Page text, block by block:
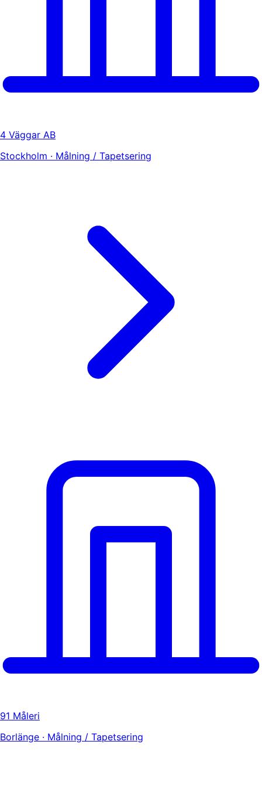
4 Väggar AB
Stockholm · Målning / Tapetsering
91 Måleri
Borlänge · Målning / Tapetsering